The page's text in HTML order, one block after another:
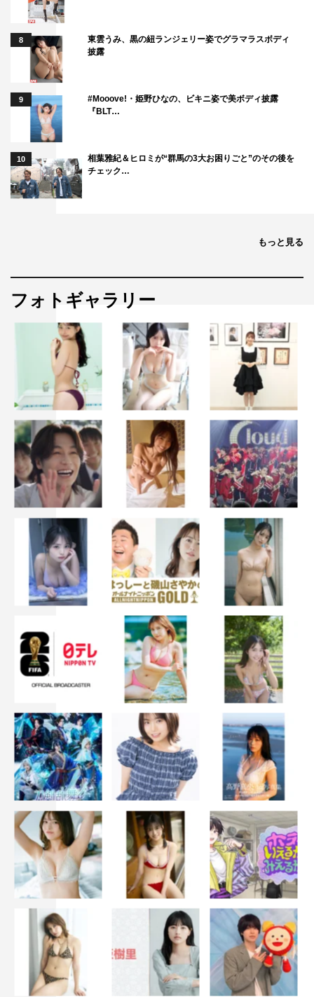
8
東雲うみ、黒の紐ランジェリー姿でグラマラスボディ
披露
9
#Mooove!・姫野ひなの、ビキニ姿で美ボディ披露
『BLT…
10
相葉雅紀＆ヒロミが“群馬の3大お困りごと”のその後を
チェック…
もっと見る
フォトギャラリー